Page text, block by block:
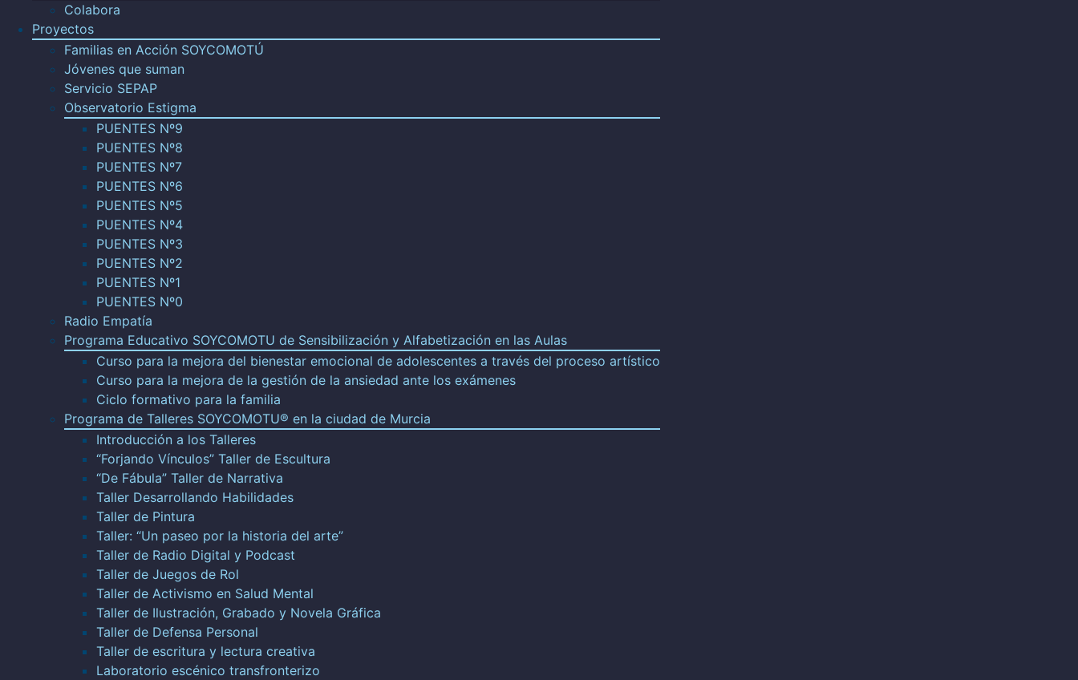
Colabora
Proyectos
Familias en Acción SOYCOMOTÚ
Jóvenes que suman
Servicio SEPAP
Observatorio Estigma
PUENTES Nº9
PUENTES Nº8
PUENTES Nº7
PUENTES Nº6
PUENTES Nº5
PUENTES Nº4
PUENTES Nº3
PUENTES Nº2
PUENTES Nº1
PUENTES Nº0
Radio Empatía
Programa Educativo SOYCOMOTU de Sensibilización y Alfabetización en las Aulas
Curso para la mejora del bienestar emocional de adolescentes a través del proceso artístico
Curso para la mejora de la gestión de la ansiedad ante los exámenes
Ciclo formativo para la familia
Programa de Talleres SOYCOMOTU® en la ciudad de Murcia
Introducción a los Talleres
“Forjando Vínculos” Taller de Escultura
“De Fábula” Taller de Narrativa
Taller Desarrollando Habilidades
Taller de Pintura
Taller: “Un paseo por la historia del arte”
Taller de Radio Digital y Podcast
Taller de Juegos de Rol
Taller de Activismo en Salud Mental
Taller de Ilustración, Grabado y Novela Gráfica
Taller de Defensa Personal
Taller de escritura y lectura creativa
Laboratorio escénico transfronterizo